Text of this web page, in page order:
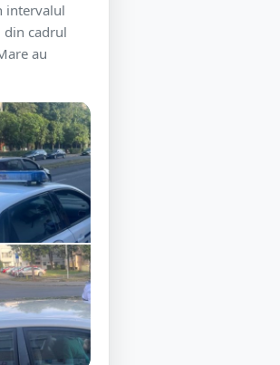
intervalul
cadrul
au